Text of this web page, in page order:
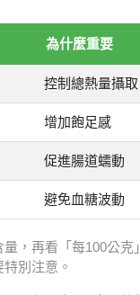
為什麼重要
控制總熱量攝取
增加飽足感
促進腸道蠕動
避免血糖波動
，再看「每100公克
別注意。